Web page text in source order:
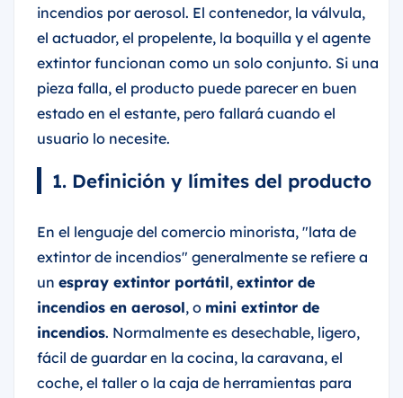
incendios por aerosol. El contenedor, la válvula,
el actuador, el propelente, la boquilla y el agente
extintor funcionan como un solo conjunto. Si una
pieza falla, el producto puede parecer en buen
estado en el estante, pero fallará cuando el
usuario lo necesite.
1. Definición y límites del producto
En el lenguaje del comercio minorista, "lata de
extintor de incendios" generalmente se refiere a
un espray extintor portátil, extintor de
incendios en aerosol, o mini extintor de
incendios. Normalmente es desechable, ligero,
fácil de guardar en la cocina, la caravana, el
coche, el taller o la caja de herramientas para